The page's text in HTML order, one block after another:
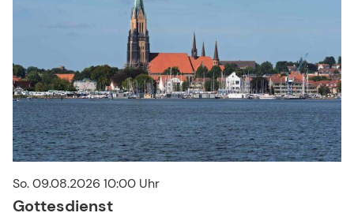
So. 09.08.2026 10:00 Uhr
Gottesdienst